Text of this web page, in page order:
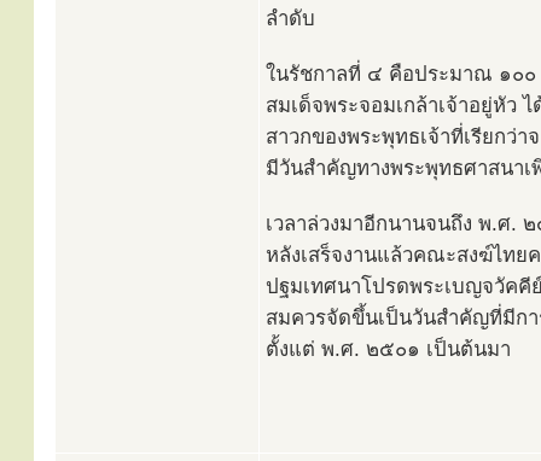
ลำดับ
ในรัชกาลที่ ๔ คือประมาณ ๑๐๐
สมเด็จพระจอมเกล้าเจ้าอยู่หัว
สาวกของพระพุทธเจ้าที่เรียกว่
มีวันสำคัญทางพระพุทธศาสนา
เวลาล่วงมาอีกนานจนถึง พ.ศ.
หลังเสร็จงานแล้วคณะสงฆ์ไทย
ปฐมเทศนาโปรดพระเบญจวัคคี
สมควรจัดขึ้นเป็นวันสำคัญที่มีก
ตั้งแต่ พ.ศ. ๒๕๐๑ เป็นต้นมา